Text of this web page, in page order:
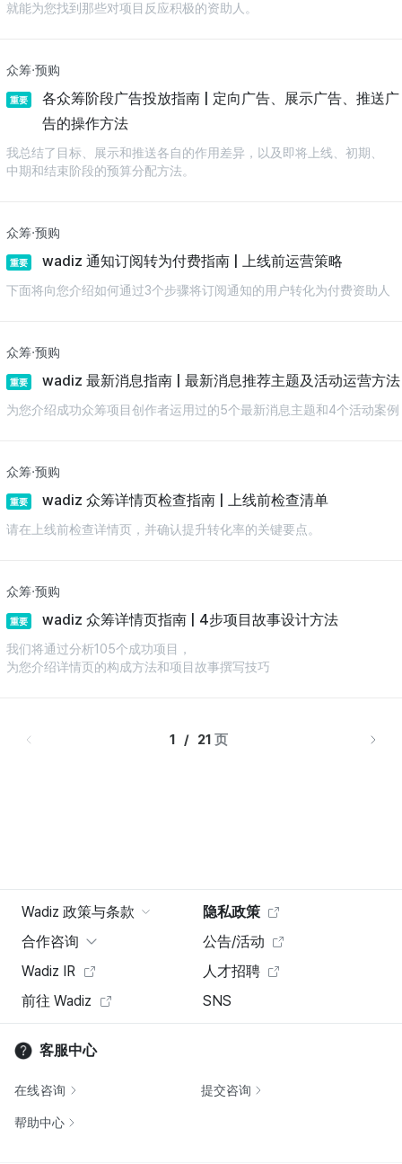
就能为您找到那些对项目反应积极的资助人。
众筹·预购
重要
各众筹阶段广告投放指南 | 定向广告、展示广告、推送广
告的操作方法
我总结了目标、展示和推送各自的作用差异，以及即将上线、初期、
中期和结束阶段的预算分配方法。
众筹·预购
重要 wadiz 通知订阅转为付费指南 | 上线前运营策略
下面将向您介绍如何通过3个步骤将订阅通知的用户转化为付费资助人
众筹·预购
重要 wadiz 最新消息指南 | 最新消息推荐主题及活动运营方法
为您介绍成功众筹项目创作者运用过的5个最新消息主题和4个活动案例
众筹·预购
重要 wadiz 众筹详情页检查指南 | 上线前检查清单
请在上线前检查详情页，并确认提升转化率的关键要点。
众筹·预购
重要 wadiz 众筹详情页指南 | 4步项目故事设计方法
我们将通过分析105个成功项目，
为您介绍详情页的构成方法和项目故事撰写技巧
1   /   21 页
Wadiz 政策与条款
隐私政策
合作咨询
公告/活动
Wadiz IR
人才招聘
前往 Wadiz
SNS
客服中心
在线咨询 提交咨询
帮助中心